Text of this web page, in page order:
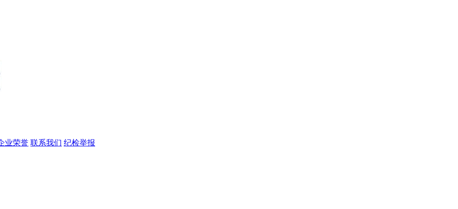
业荣誉 联系我们 纪检举报